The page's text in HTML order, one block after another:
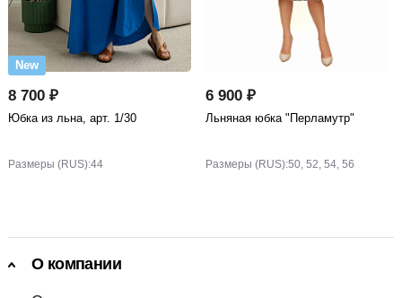
New
8 700 ₽
Юбка из льна, арт. 1/30
Размеры (RUS):44
6 900 ₽
Льняная юбка "Перламутр"
Размеры (RUS):50, 52, 54, 56
О компании